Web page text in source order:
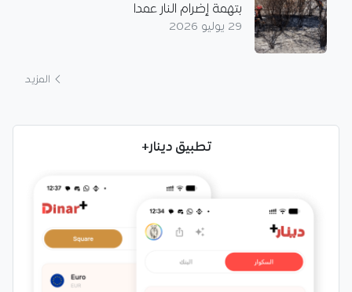
بتهمة إضرام النار عمدا
29 يوليو 2026
المزيد
تطبيق دينار+